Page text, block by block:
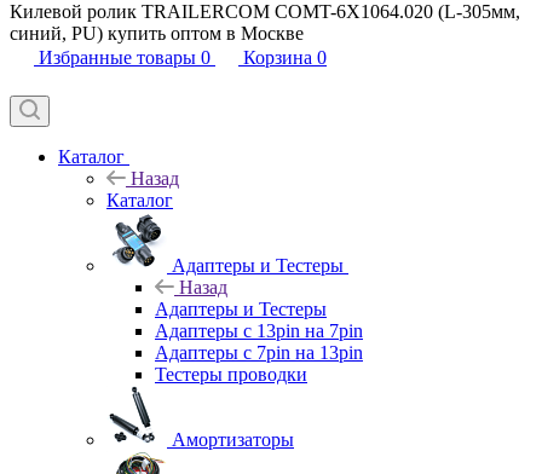
Килевой ролик TRAILERCOM COMT-6X1064.020 (L-305мм,
синий, PU) купить оптом в Москве
Избранные товары 0 Корзина 0
Каталог
Назад
Каталог
Адаптеры и Тестеры
Назад
Адаптеры и Тестеры
Адаптеры с 13pin на 7pin
Адаптеры с 7pin на 13pin
Тестеры проводки
Амортизаторы